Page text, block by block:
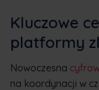
Kluczowe
platformy
Nowoczesna
na koordynacji w